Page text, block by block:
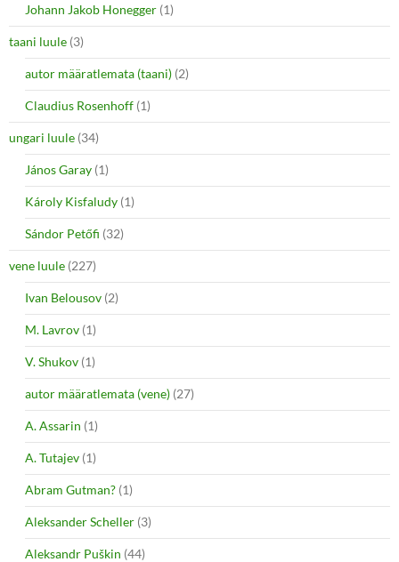
Johann Jakob Honegger (1)
taani luule (3)
autor määratlemata (taani) (2)
Claudius Rosenhoff (1)
ungari luule (34)
János Garay (1)
Károly Kisfaludy (1)
Sándor Petőfi (32)
vene luule (227)
Ivan Belousov (2)
M. Lavrov (1)
V. Shukov (1)
autor määratlemata (vene) (27)
A. Assarin (1)
A. Tutajev (1)
Abram Gutman? (1)
Aleksander Scheller (3)
Aleksandr Puškin (44)